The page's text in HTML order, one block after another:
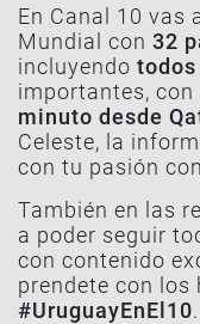
En Canal 10 vas
Mundial con 32
incluyendo todos
importantes, con
minuto desde
Celeste, la
con tu pasión
También en las
a poder seguir
con contenido
prendete con los
#UruguayEnEl10.